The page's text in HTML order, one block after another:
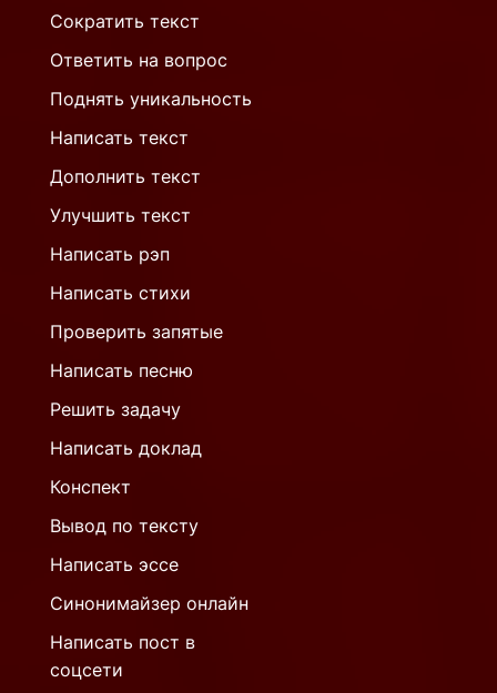
Сократить текст
Ответить на вопрос
Поднять уникальность
Написать текст
Дополнить текст
Улучшить текст
Написать рэп
Написать стихи
Проверить запятые
Написать песню
Решить задачу
Написать доклад
Конспект
Вывод по тексту
Написать эссе
Синонимайзер онлайн
Написать пост в
соцсети